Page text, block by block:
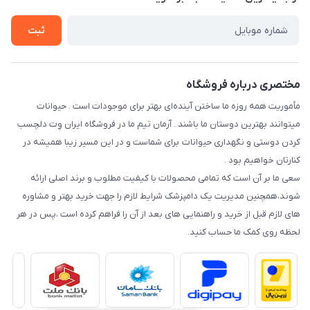
شرایط ارسال رایگان
ثبت
مختصری درباره فروشگاه
مأموریت همه روزه ما ساختن آینده‌ای بهتر برای موجودات است . حیوانات
میتوانند بهترین دوستان ما باشند . آرمان تیم ما در فروشگاه ایران وِت دلچسب
کردن دوستی و نگهداری حیوانات برای شماست و در این مسیر زیبا همیشه در
کنارتان خواهیم بود .
سعی ما بر آن است که تمامی محصولات با کیفیت مطلوب و برند اصلی ارائه
شوند،همچنین مدیریت یک دامپزشک شرایط لازم را جهت خرید بهتر و مشاوره
های لازم قبل از خرید و راهنمایی های بعد از آن را فراهم کرده است ،پس در هر
لحظه روی کمک ما حساب کنید.